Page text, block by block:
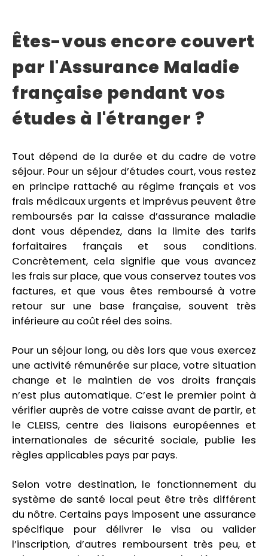
Êtes-vous encore couvert
par l'Assurance Maladie
française pendant vos
études à l'étranger ?
Tout dépend de la durée et du cadre de votre
séjour. Pour un séjour d’études court, vous restez
en principe rattaché au régime français et vos
frais médicaux urgents et imprévus peuvent être
remboursés par la caisse d’assurance maladie
dont vous dépendez, dans la limite des tarifs
forfaitaires français et sous conditions.
Concrètement, cela signifie que vous avancez
les frais sur place, que vous conservez toutes vos
factures, et que vous êtes remboursé à votre
retour sur une base française, souvent très
inférieure au coût réel des soins.
Pour un séjour long, ou dès lors que vous exercez
une activité rémunérée sur place, votre situation
change et le maintien de vos droits français
n’est plus automatique. C’est le premier point à
vérifier auprès de votre caisse avant de partir, et
le CLEISS, centre des liaisons européennes et
internationales de sécurité sociale, publie les
règles applicables pays par pays.
Selon votre destination, le fonctionnement du
système de santé local peut être très différent
du nôtre. Certains pays imposent une assurance
spécifique pour délivrer le visa ou valider
l’inscription, d’autres remboursent très peu, et